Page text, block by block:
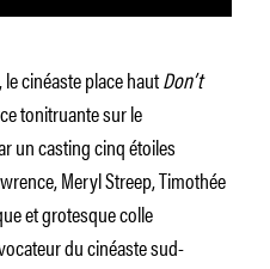
cinéaste place hautDon’t
tonitruante sur le
un casting cinq étoiles
Meryl Streep, Timothée
et grotesque colle
du cinéaste sud-